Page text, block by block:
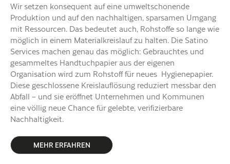
Wir setzen konsequent auf eine umweltschonende
Produktion und auf den nachhaltigen, sparsamen Umgang
mit Ressourcen. Das bedeutet auch, Rohstoffe so lange wie
möglich in einem Materialkreislauf zu halten. Die Satino
Services machen genau das möglich: Gebrauchtes und
gesammeltes Handtuchpapier aus der eigenen
Organisation wird zum Rohstoff für neues Hygienepapier.
Diese geschlossene Kreislauflösung reduziert messbar den
Abfall – und sie eröffnet Unternehmen und Kommunen
eine völlig neue Chance für gelebte, verifizierbare
Nachhaltigkeit.
MEHR ERFAHREN